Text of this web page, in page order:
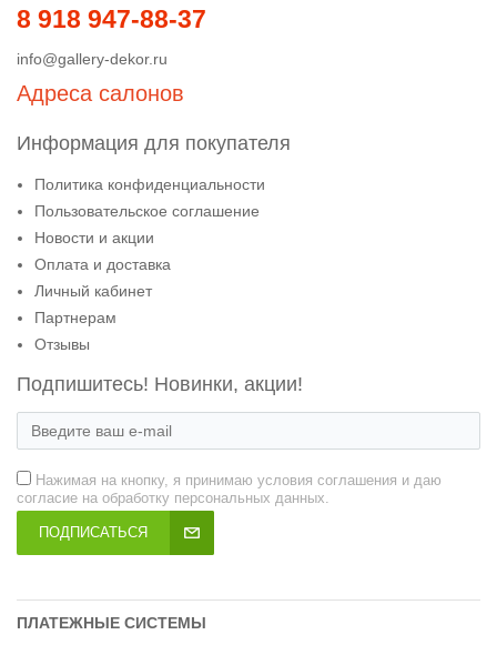
8 918 947-88-37
info@gallery-dekor.ru
Адреса салонов
Информация для покупателя
Политика конфиденциальности
Пользовательское соглашение
Новости и акции
Оплата и доставка
Личный кабинет
Партнерам
Отзывы
Подпишитесь! Новинки, акции!
Нажимая на кнопку, я принимаю условия соглашения и даю
согласие на обработку персональных данных.
ПОДПИСАТЬСЯ
ПЛАТЕЖНЫЕ СИСТЕМЫ